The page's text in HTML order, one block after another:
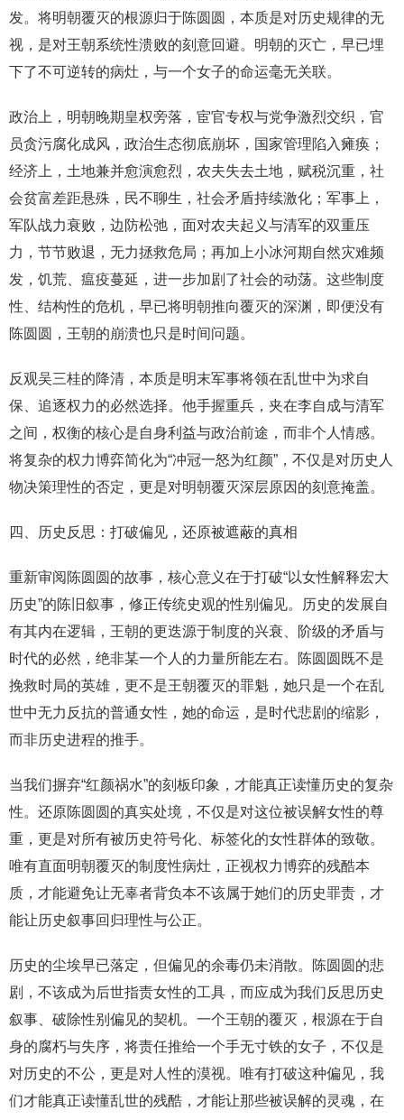
发。将明朝覆灭的根源归于陈圆圆，本质是对历史规律的无
视，是对王朝系统性溃败的刻意回避。明朝的灭亡，早已埋
下了不可逆转的病灶，与一个女子的命运毫无关联。
政治上，明朝晚期皇权旁落，宦官专权与党争激烈交织，官
员贪污腐化成风，政治生态彻底崩坏，国家管理陷入瘫痪；
经济上，土地兼并愈演愈烈，农夫失去土地，赋税沉重，社
会贫富差距悬殊，民不聊生，社会矛盾持续激化；军事上，
军队战力衰败，边防松弛，面对农夫起义与清军的双重压
力，节节败退，无力拯救危局；再加上小冰河期自然灾难频
发，饥荒、瘟疫蔓延，进一步加剧了社会的动荡。这些制度
性、结构性的危机，早已将明朝推向覆灭的深渊，即便没有
陈圆圆，王朝的崩溃也只是时间问题。
反观吴三桂的降清，本质是明末军事将领在乱世中为求自
保、追逐权力的必然选择。他手握重兵，夹在李自成与清军
之间，权衡的核心是自身利益与政治前途，而非个人情感。
将复杂的权力博弈简化为“冲冠一怒为红颜”，不仅是对历史人
物决策理性的否定，更是对明朝覆灭深层原因的刻意掩盖。
四、历史反思：打破偏见，还原被遮蔽的真相
重新审阅陈圆圆的故事，核心意义在于打破“以女性解释宏大
历史”的陈旧叙事，修正传统史观的性别偏见。历史的发展自
有其内在逻辑，王朝的更迭源于制度的兴衰、阶级的矛盾与
时代的必然，绝非某一个人的力量所能左右。陈圆圆既不是
挽救时局的英雄，更不是王朝覆灭的罪魁，她只是一个在乱
世中无力反抗的普通女性，她的命运，是时代悲剧的缩影，
而非历史进程的推手。
当我们摒弃“红颜祸水”的刻板印象，才能真正读懂历史的复杂
性。还原陈圆圆的真实处境，不仅是对这位被误解女性的尊
重，更是对所有被历史符号化、标签化的女性群体的致敬。
唯有直面明朝覆灭的制度性病灶，正视权力博弈的残酷本
质，才能避免让无辜者背负本不该属于她们的历史罪责，才
能让历史叙事回归理性与公正。
历史的尘埃早已落定，但偏见的余毒仍未消散。陈圆圆的悲
剧，不该成为后世指责女性的工具，而应成为我们反思历史
叙事、破除性别偏见的契机。一个王朝的覆灭，根源在于自
身的腐朽与失序，将责任推给一个手无寸铁的女子，不仅是
对历史的不公，更是对人性的漠视。唯有打破这种偏见，我
们才能真正读懂乱世的残酷，才能让那些被误解的灵魂，在